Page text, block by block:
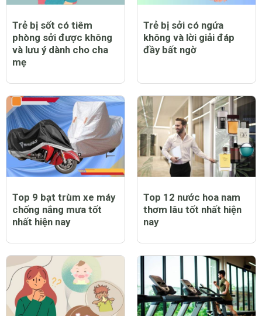
Trẻ bị sốt có tiêm
phòng sởi được không
và lưu ý dành cho cha
mẹ
Trẻ bị sởi có ngứa
không và lời giải đáp
đầy bất ngờ
Top 9 bạt trùm xe máy
chống nắng mưa tốt
nhất hiện nay
Top 12 nước hoa nam
thơm lâu tốt nhất hiện
nay